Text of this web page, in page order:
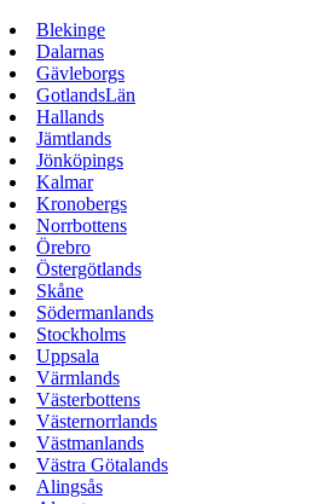
Blekinge
Dalarnas
Gävleborgs
GotlandsLän
Hallands
Jämtlands
Jönköpings
Kalmar
Kronobergs
Norrbottens
Örebro
Östergötlands
Skåne
Södermanlands
Stockholms
Uppsala
Värmlands
Västerbottens
Västernorrlands
Västmanlands
Västra Götalands
Alingsås